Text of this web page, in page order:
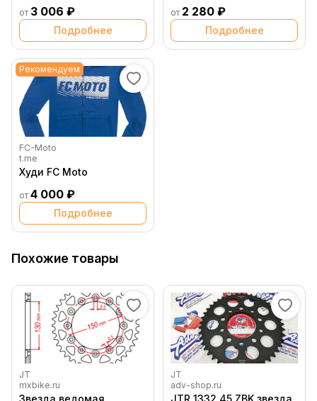
от 3 006 ₽
Подробнее
от 2 280 ₽
Подробнее
Рекомендуем
FC-Moto
t.me
Худи FC Moto
от 4 000 ₽
Подробнее
Похожие товары
JT
mxbike.ru
JT
adv-shop.ru